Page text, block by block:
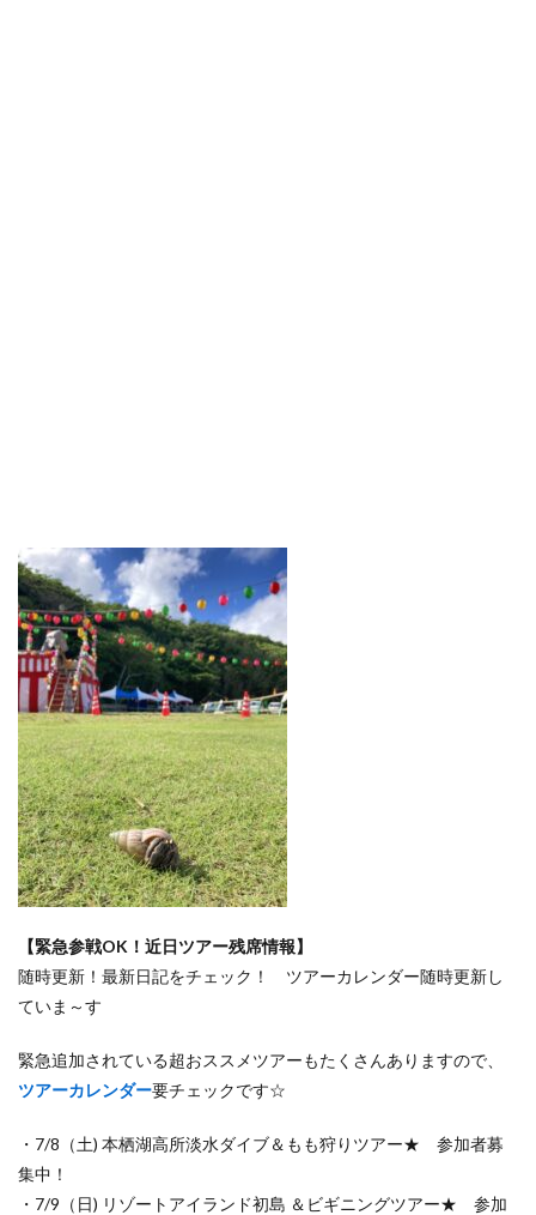
【緊急参戦OK！近日ツアー残席情報】
随時更新！最新日記をチェック！ ツアーカレンダー随時更新し
ていま～す
緊急追加されている超おススメツアーもたくさんありますので、
ツアーカレンダー要チェックです☆
・7/8（土) 本栖湖高所淡水ダイブ＆もも狩りツアー★ 参加者募
集中！
・7/9（日) リゾートアイランド初島 ＆ビギニングツアー★ 参加